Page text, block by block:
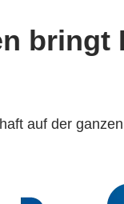
bringt
auf der